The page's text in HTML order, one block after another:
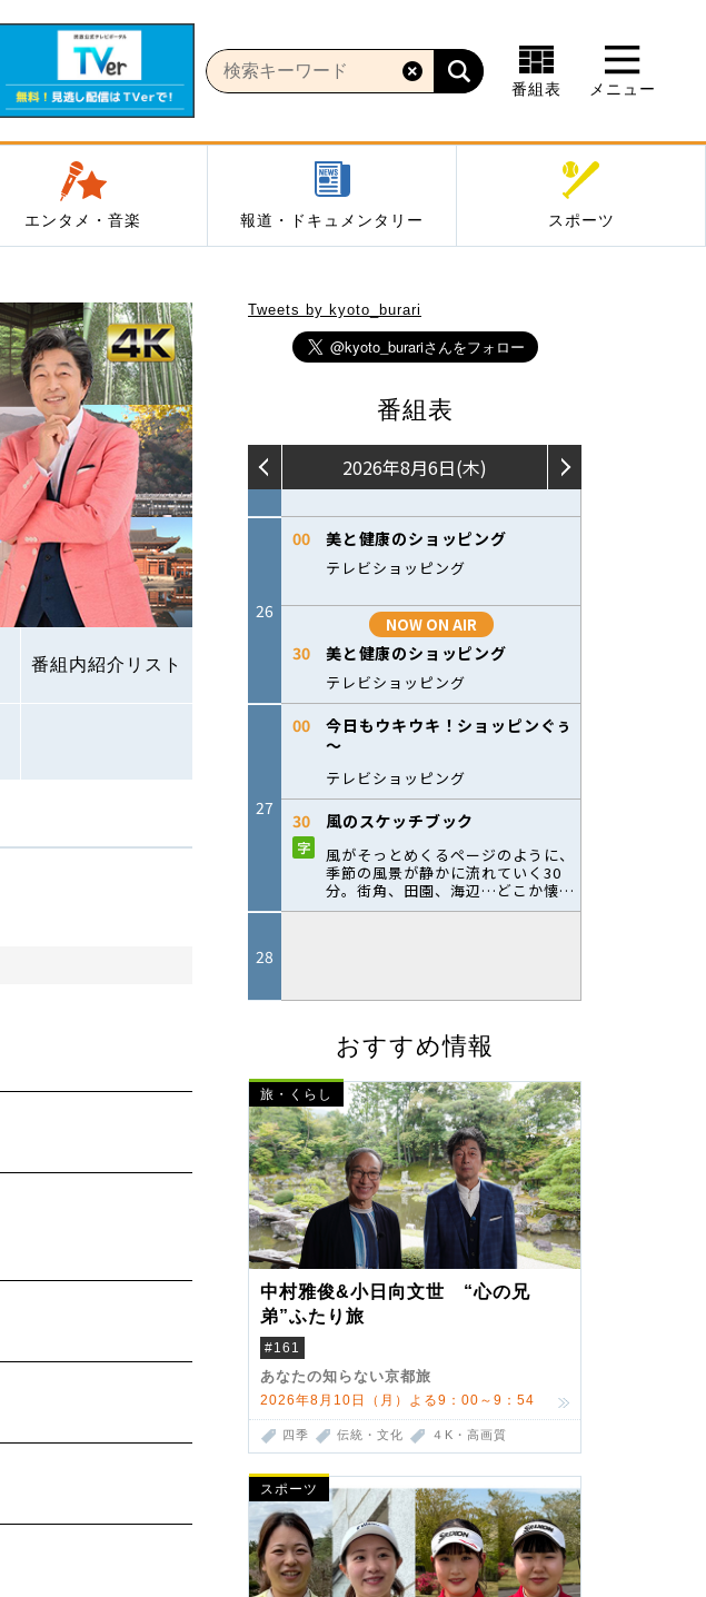
番組表 メニュー
エンタメ・音楽 報道・ドキュメンタリー スポーツ
番組内紹介リスト
Tweets by kyoto_burari
番組表
おすすめ情報
旅・くらし
中村雅俊&小日向文世 “心の兄
弟”ふたり旅
#161
あなたの知らない京都旅
2026年8月10日（月）よる9：00～9：54
四季 伝統・文化 ４K・高画質
スポーツ